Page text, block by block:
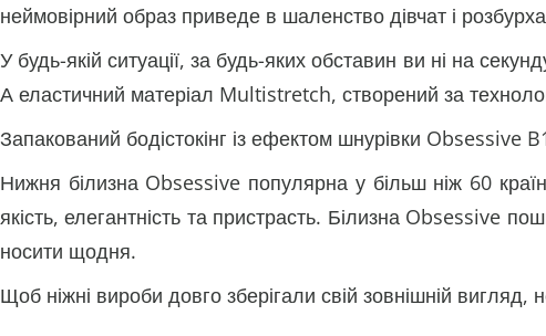
неймовірний образ приведе в шаленство дівчат і
У будь-якій ситуації, за будь-яких обставин ви ні на
А еластичний матеріал Multistretch, створений за
Запакований бодістокінг із ефектом шнурівки Obsessive
Нижня білизна Obsessive популярна у більш ніж 60
якість, елегантність та пристрасть. Білизна Obsessive
носити щодня.
Щоб ніжні вироби довго зберігали свій зовнішній